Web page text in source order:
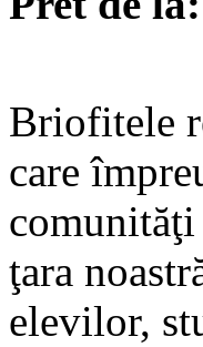
Briofitele
care
ţara
elevilor,